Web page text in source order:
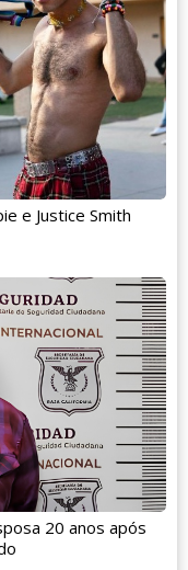
e Justice Smith
20 anos após